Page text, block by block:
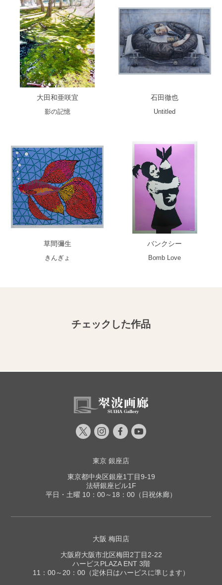
大田和亜咲宜
影の記憶
石田徹也
Untitled
草間彌生
きんぎょ
バンクシー
Bomb Love
チェックした作品
東京 銀座店
東京都中央区銀座1丁目9-19
法研銀座ビル1F
平日・土曜 10：00～18：00（日祝休廊）
大阪 梅田店
大阪府大阪市北区梅田2丁目2-22
ハービスPLAZA ENT 3階
11：00～20：00（定休日はハービスに準じます）